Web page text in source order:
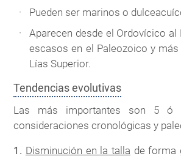
Pueden ser marinos o
Aparecen desde el Ordovícico al
escasos en el Paleozoico y más
Lías Superior.
Tendencias evolutivas
Las más importantes son 5 ó
consideraciones cronológicas y
1. Disminución en la talla de forma